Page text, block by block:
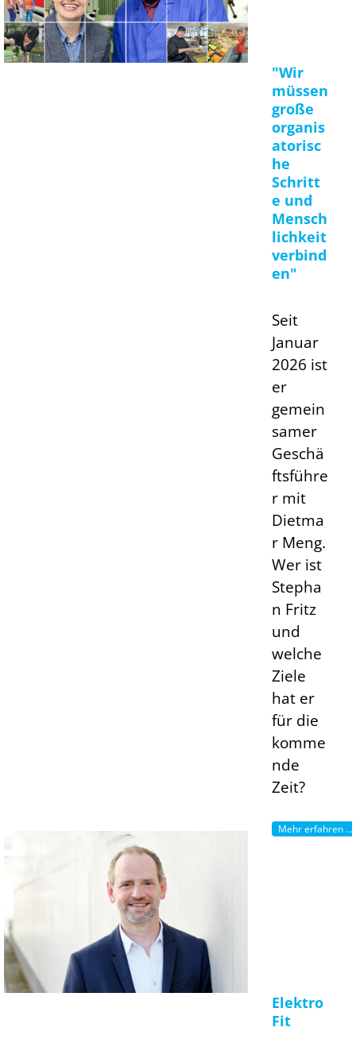
"Wir
müssen
große
organis
atorisc
he
Schritt
e und
Mensch
lichkeit
verbind
en"
Seit
Januar
2026 ist
er
gemein
samer
Geschä
ftsführe
r mit
Dietma
r Meng.
Wer ist
Stepha
n Fritz
und
welche
Ziele
hat er
für die
komme
nde
Zeit?
Mehr erfahren ...
Elektro
Fit